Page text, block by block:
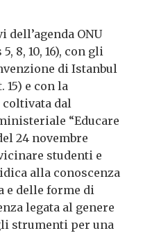
ONU
8, 10, 16), con gli
di Istanbul
15) e con la
dal
“Educare
24 novembre
studenti e
alla conoscenza
e delle forme di
legata al genere
strumenti per una